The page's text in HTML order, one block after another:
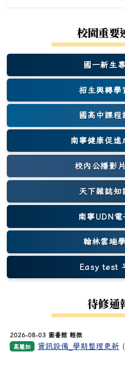
校園重要
國一新生
(另
招生與轉學
國高中課程
南寧健康促進
(另
校內公播影
天下雜誌知
(另
南寧UDN電
翰林雲端
Easy test
(另
待修通
2026-08-03 圖書館 輕微
高慧如 資訊設備_學期整理更新